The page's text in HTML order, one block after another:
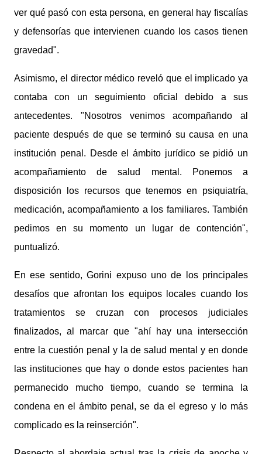
ver qué pasó con esta persona, en general hay fiscalías
y defensorías que intervienen cuando los casos tienen
gravedad".
Asimismo, el director médico reveló que el implicado ya
contaba con un seguimiento oficial debido a sus
antecedentes. "Nosotros venimos acompañando al
paciente después de que se terminó su causa en una
institución penal. Desde el ámbito jurídico se pidió un
acompañamiento de salud mental. Ponemos a
disposición los recursos que tenemos en psiquiatría,
medicación, acompañamiento a los familiares. También
pedimos en su momento un lugar de contención",
puntualizó.
En ese sentido, Gorini expuso uno de los principales
desafíos que afrontan los equipos locales cuando los
tratamientos se cruzan con procesos judiciales
finalizados, al marcar que "ahí hay una intersección
entre la cuestión penal y la de salud mental y en donde
las instituciones que hay o donde estos pacientes han
permanecido mucho tiempo, cuando se termina la
condena en el ámbito penal, se da el egreso y lo más
complicado es la reinserción".